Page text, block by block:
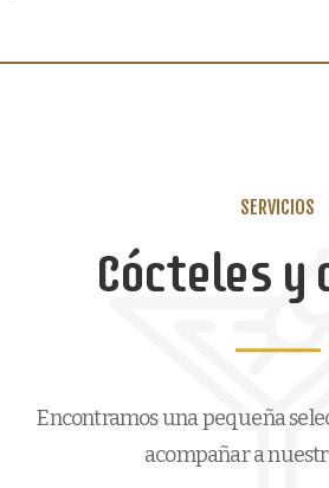
SERVICIOS
Cócteles y
Encontramos una pequeña
acompañar a